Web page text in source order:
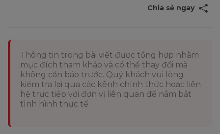
Chia sẻ ngay
Thông tin trong bài viết được tổng hợp nhằm
mục đích tham khảo và có thể thay đổi mà
không cần báo trước. Quý khách vui lòng
kiểm tra lại qua các kênh chính thức hoặc liên
hệ trực tiếp với đơn vị liên quan để nắm bắt
tình hình thực tế.